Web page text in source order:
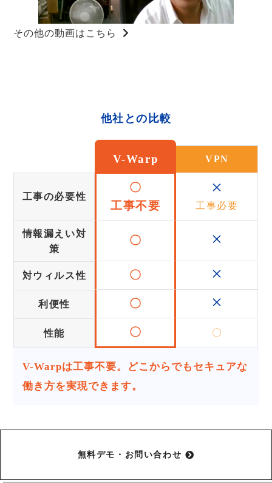
その他の動画はこちら
他社との比較
V-Warp VPN
工事の必要性
〇
工事不要
×
工事必要
情報漏えい対
策
〇 ×
対ウィルス性 〇 ×
利便性 〇 ×
性能 〇 〇
V-Warpは工事不要。どこからでもセキュアな
働き方を実現できます。
無料デモ・お問い合わせ